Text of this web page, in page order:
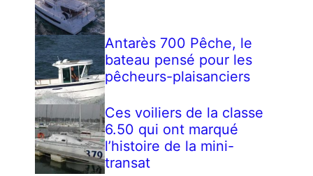
Antarès 700 Pêche, le
bateau pensé pour les
pêcheurs-plaisanciers
Ces voiliers de la classe
6.50 qui ont marqué
l’histoire de la mini-
transat